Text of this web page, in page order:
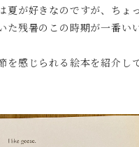
夏が好きなのですが、ちょ
た残暑のこの時期が一番いい
を感じられる絵本を紹介し